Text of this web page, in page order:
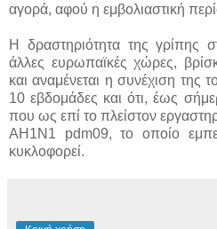
αγορά, αφού η εμβολιαστική
Η δραστηριότητα της γρίπης
άλλες ευρωπαϊκές χώρες,
και αναμένεται η συνέχιση της
10 εβδομάδες και ότι, έως
που ως επί το πλείστον
ΑΗ1Ν1 pdm09, το οποίο
κυκλοφορεί.